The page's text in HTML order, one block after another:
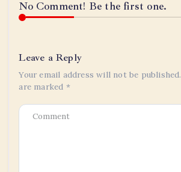
No Comment! Be the first one.
Leave a Reply
Your email address will not be published.
are marked *